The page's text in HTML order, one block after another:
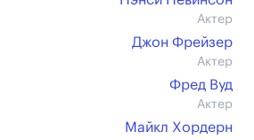
Актер
Джон Фрейзер
Актер
Фред Вуд
Актер
Майкл Хордерн